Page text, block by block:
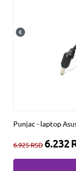
Punjac - laptop
6.925RSD 6.232